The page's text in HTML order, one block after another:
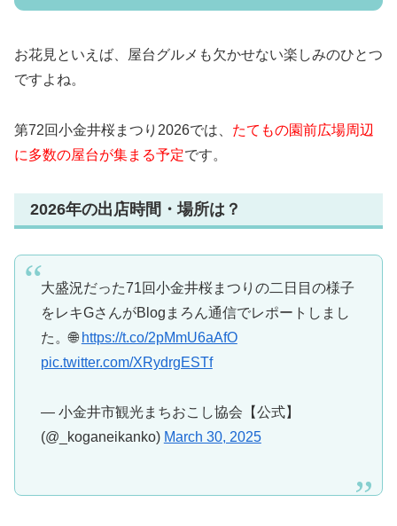
お花見といえば、屋台グルメも欠かせない楽しみのひとつ
ですよね。
第72回小金井桜まつり2026では、 たてもの園前広場周辺
に多数の屋台が集まる予定です。
2026年の出店時間・場所は？
大盛況だった71回小金井桜まつりの二日目の様子
をレキGさんがBlogまろん通信でレポートしまし
た。🌐 https://t.co/2pMmU6aAfO
pic.twitter.com/XRydrgESTf
— 小金井市観光まちおこし協会【公式】
(@_koganeikanko) March 30, 2025